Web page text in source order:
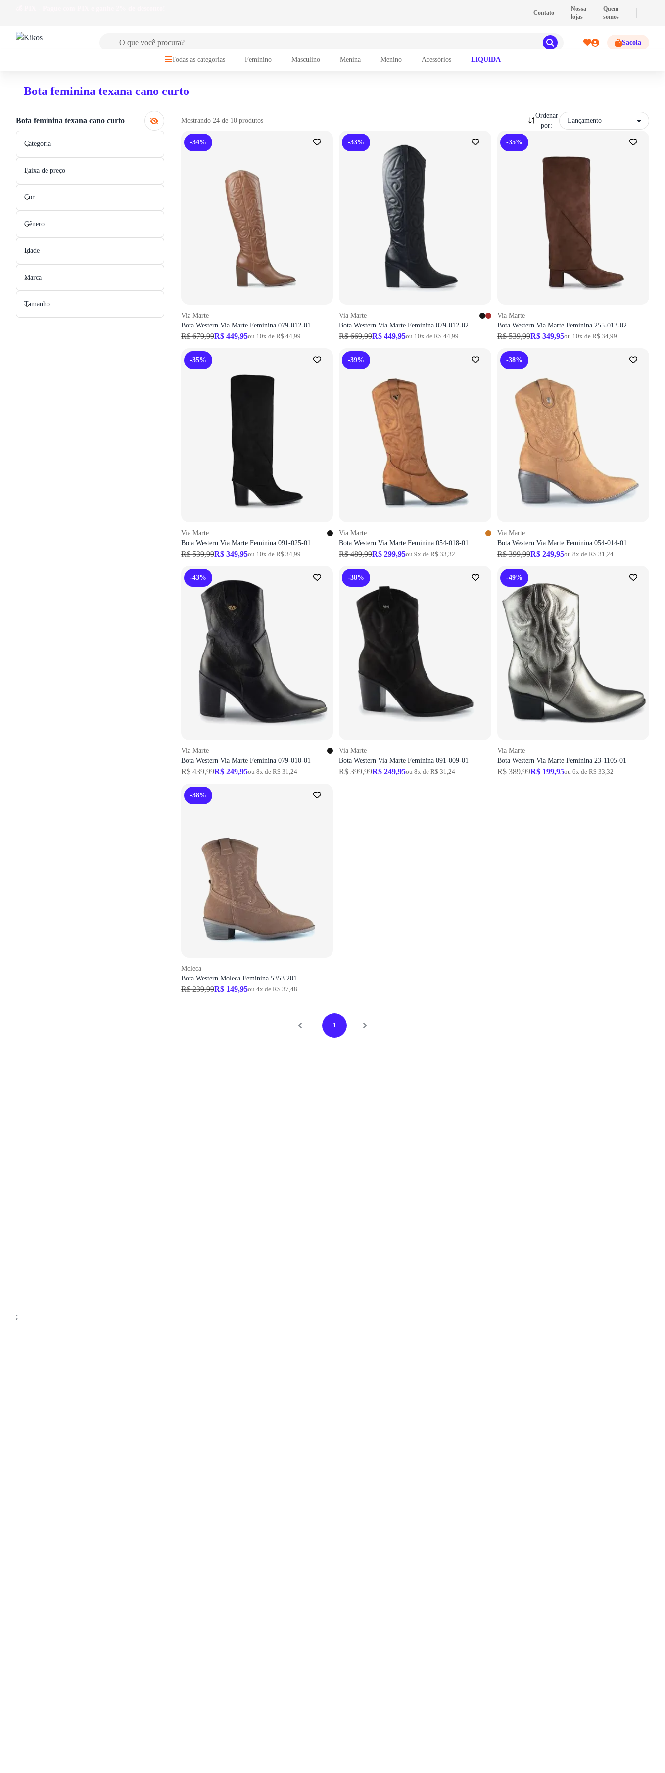
- Pague com PIX e ganhe 2% de desconto!
Contato
Nossa
lojas
Quem
somos
Sacola
Todas as categorias Feminino Masculino Menina Menino Acessórios LIQUIDA
Bota feminina texana cano curto
Bota feminina texana cano curto
Categoria
Faixa de preço
Cor
Gênero
Idade
Marca
Tamanho
Mostrando 24 de 10 produtos
Ordenar
por:
Sort by
-34%
Via Marte
Bota Western Via Marte Feminina 079-012-01
R$ 679,99R$ 449,95ou 10x de R$ 44,99
-33%
Via Marte
Bota Western Via Marte Feminina 079-012-02
R$ 669,99R$ 449,95ou 10x de R$ 44,99
-35%
Via Marte
Bota Western Via Marte Feminina 255-013-02
R$ 539,99R$ 349,95ou 10x de R$ 34,99
-35%
Via Marte
Bota Western Via Marte Feminina 091-025-01
R$ 539,99R$ 349,95ou 10x de R$ 34,99
-39%
Via Marte
Bota Western Via Marte Feminina 054-018-01
R$ 489,99R$ 299,95ou 9x de R$ 33,32
-38%
Via Marte
Bota Western Via Marte Feminina 054-014-01
R$ 399,99R$ 249,95ou 8x de R$ 31,24
-43%
Via Marte
Bota Western Via Marte Feminina 079-010-01
R$ 439,99R$ 249,95ou 8x de R$ 31,24
-38%
Via Marte
Bota Western Via Marte Feminina 091-009-01
R$ 399,99R$ 249,95ou 8x de R$ 31,24
-49%
Via Marte
Bota Western Via Marte Feminina 23-1105-01
R$ 389,99R$ 199,95ou 6x de R$ 33,32
-38%
Moleca
Bota Western Moleca Feminina 5353.201
R$ 239,99R$ 149,95ou 4x de R$ 37,48
1
;